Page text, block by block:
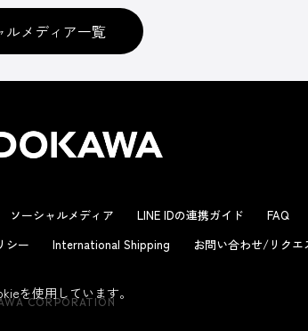
ルメディア一覧
ソーシャルメディア LINE IDの連携ガイド
FAQ
シー International Shipping お問い合わせ/リクエ
CORPORATION
を使用しています。